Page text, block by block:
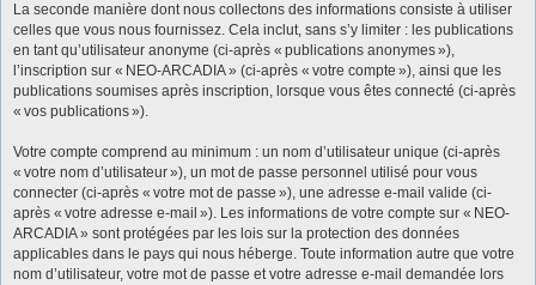
La seconde manière dont nous collectons des informations consiste à utiliser
celles que vous nous fournissez. Cela inclut, sans s’y limiter : les publications
en tant qu’utilisateur anonyme (ci-après « publications anonymes »),
l’inscription sur « NEO-ARCADIA » (ci-après « votre compte »), ainsi que les
publications soumises après inscription, lorsque vous êtes connecté (ci-après
« vos publications »).
Votre compte comprend au minimum : un nom d’utilisateur unique (ci-après
« votre nom d’utilisateur »), un mot de passe personnel utilisé pour vous
connecter (ci-après « votre mot de passe »), une adresse e-mail valide (ci-
après « votre adresse e-mail »). Les informations de votre compte sur « NEO-
ARCADIA » sont protégées par les lois sur la protection des données
applicables dans le pays qui nous héberge. Toute information autre que votre
nom d’utilisateur, votre mot de passe et votre adresse e-mail demandée lors